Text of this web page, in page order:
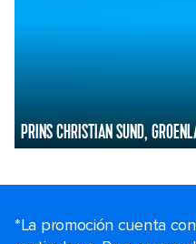
PRINS CHRISTIAN SUND,
*La promoción cuenta